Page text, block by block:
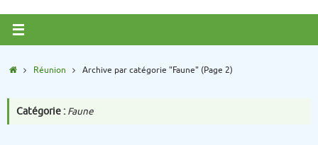
contenu
AccueilRéunion Archive par catégorie "Faune"(Page 2)
Catégorie : Faune